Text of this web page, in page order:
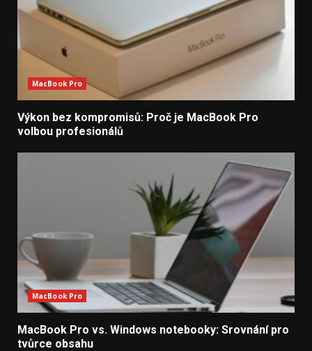
MacBook Pro
Výkon bez kompromisů: Proč je MacBook Pro
volbou profesionálů
MacBook Pro
MacBook Pro vs. Windows notebooky: Srovnání pro
tvůrce obsahu